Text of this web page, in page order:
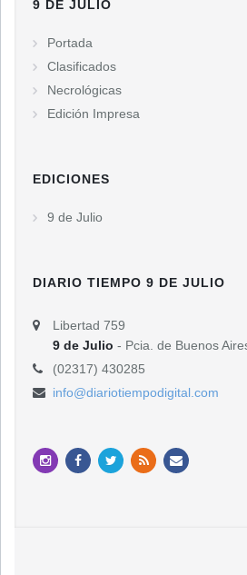
9 DE JULIO
Portada
Clasificados
Necrológicas
Edición Impresa
EDICIONES
9 de Julio
DIARIO TIEMPO 9 DE JULIO
Libertad 759
9 de Julio - Pcia. de Buenos
(02317) 430285
info@diariotiempodigital.com